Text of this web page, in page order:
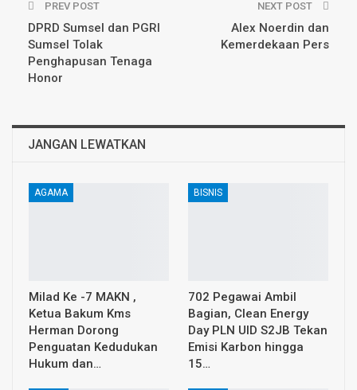
PREV POST
DPRD Sumsel dan PGRI
Sumsel Tolak
Penghapusan Tenaga
Honor
NEXT POST
Alex Noerdin dan
Kemerdekaan Pers
JANGAN LEWATKAN
AGAMA
Milad Ke -7 MAKN ,
Ketua Bakum Kms
Herman Dorong
Penguatan Kedudukan
Hukum dan…
BISNIS
702 Pegawai Ambil
Bagian, Clean Energy
Day PLN UID S2JB Tekan
Emisi Karbon hingga
15…